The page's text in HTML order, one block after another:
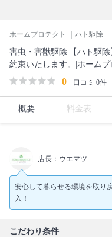
ホームプロテクト ｜ハト駆除
害虫・害獣駆除|【ハト駆
約束いたします。|ホームプ
0 口コミ 0件
概要 料金表
店長：ウエマツ
安心して暮らせる環境を取
入！
こだわり条件